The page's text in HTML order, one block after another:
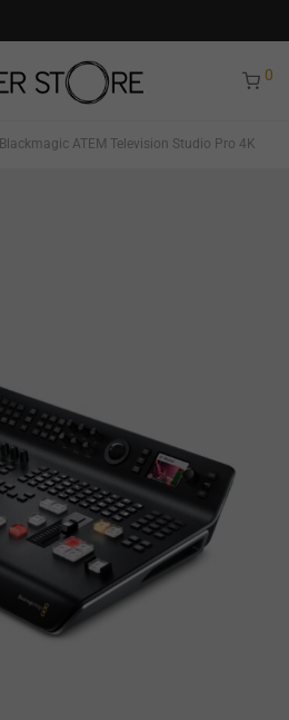
0
Blackmagic ATEM Television Studio Pro 4K